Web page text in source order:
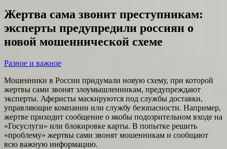
Жертва сама звонит преступникам:
эксперты предупредили россиян о
новой мошеннической схеме
Разное и важное
Мошенники в России придумали новую схему, при которой
жертвы сами звонят злоумышленникам, предупреждают
эксперты. Аферисты маскируются под службы доставки,
управляющие компании или службу безопасности. Например,
жертве приходит сообщение о якобы подозрительном входе на
«Госуслуги» или блокировке карты. В попытке решить
«проблему» жертвы сами звонят мошенникам и сообщают
всю важную информацию.